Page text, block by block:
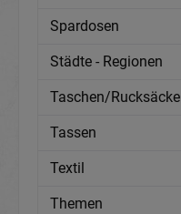
Spardosen
Städte - Regionen
Taschen/Rucksäcke
Tassen
Textil
Themen